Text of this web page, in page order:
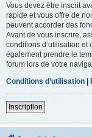
Vous devez être inscrit
rapide et vous offre de
peuvent accorder des
Avant de vous inscrire,
conditions d’utilisation
également prendre le
forum lors de votre
Conditions d’utilisation |
Inscription